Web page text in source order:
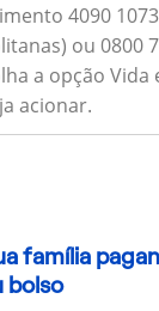
4090
ou 0800
a opção Vida
acionar.
família
bolso